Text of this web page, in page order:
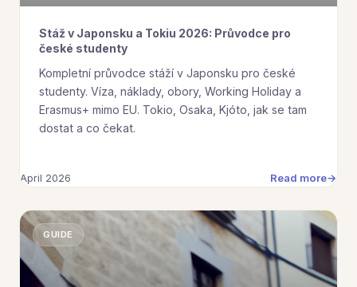
Stáž v Japonsku a Tokiu 2026: Průvodce pro
české studenty
Kompletní průvodce stáží v Japonsku pro české
studenty. Víza, náklady, obory, Working Holiday a
Erasmus+ mimo EU. Tokio, Osaka, Kjóto, jak se tam
dostat a co čekat.
April 2026 Read more
GUIDE